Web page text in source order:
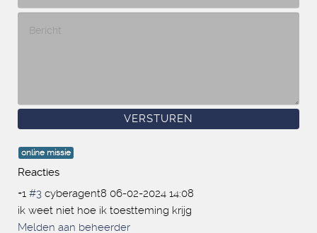
online missie
Reacties
+1 #3 cyberagent8 06-02-2024 14:08
ik weet niet hoe ik toestteming krijg
Melden aan beheerder